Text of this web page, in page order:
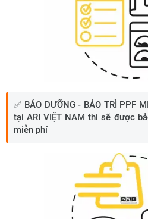
✅ BẢO DƯỠNG - BẢO TRÌ PPF
tại ARI VIỆT NAM thì sẽ được
miễn phí